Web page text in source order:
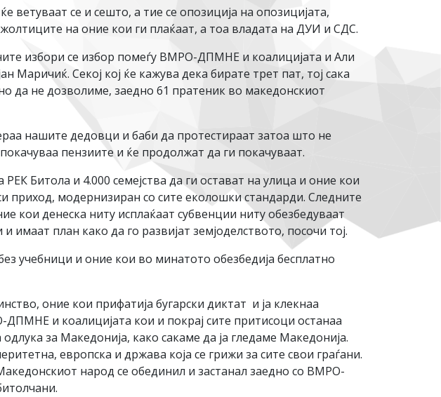
ветуваат се и сешто, а тие се опозиција на опозицијата,
на оние кои ги плаќаат, а тоа владата на ДУИ и СДС.
избори се избор помеѓу ВМРО-ДПМНЕ и коалицијата и Али
Секој кој ќе кажува дека бирате трет пат, тој сака
да не дозволиме, заедно 61 пратеник во македонскиот
нашите дедовци и баби да протестираат затоа што не
пензиите и ќе продолжат да ги покачуваат.
Битола и 4.000 семејства да ги остават на улица и оние кои
приход, модернизиран со сите еколошки стандарди. Следните
кои денеска ниту исплаќаат субвенции ниту обезбедуваат
план како да го развијат земјоделството, посочи тој.
учебници и оние кои во минатото обезбедија бесплатно
оние кои прифатија бугарски диктат и ја клекнаа
и коалицијата кои и покрај сите притисоци останаа
за Македонија, како сакаме да ја гледаме Македонија.
европска и држава која се грижи за сите свои граѓани.
народ се обединил и застанал заедно со ВМРО-